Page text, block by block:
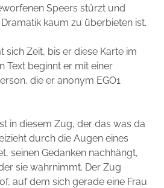
Speers stürzt und
kaum zu überbieten ist.
sich Zeit, bis er diese Karte im
Text beginnt er mit einer
die er anonym EGO1
in diesem Zug, der das was da
durch die Augen eines
seinen Gedanken nachhängt,
sie wahrnimmt. Der Zug
auf dem sich gerade eine Frau